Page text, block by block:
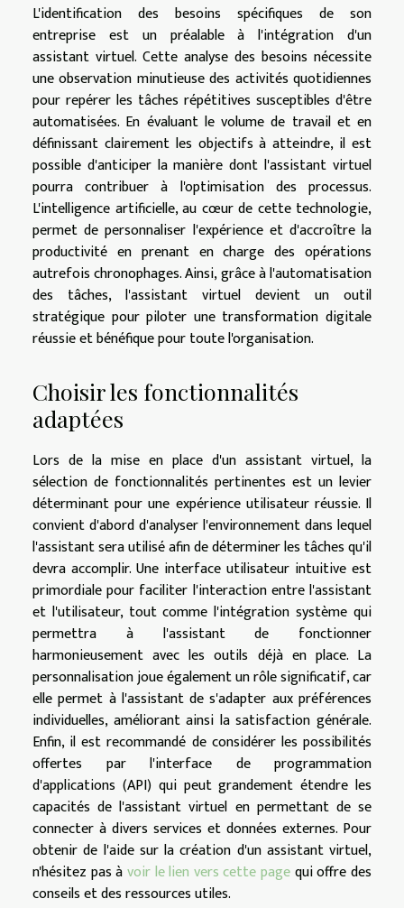
L'identification des besoins spécifiques de son
entreprise est un préalable à l'intégration d'un
assistant virtuel. Cette analyse des besoins nécessite
une observation minutieuse des activités quotidiennes
pour repérer les tâches répétitives susceptibles d'être
automatisées. En évaluant le volume de travail et en
définissant clairement les objectifs à atteindre, il est
possible d'anticiper la manière dont l'assistant virtuel
pourra contribuer à l'optimisation des processus.
L'intelligence artificielle, au cœur de cette technologie,
permet de personnaliser l'expérience et d'accroître la
productivité en prenant en charge des opérations
autrefois chronophages. Ainsi, grâce à l'automatisation
des tâches, l'assistant virtuel devient un outil
stratégique pour piloter une transformation digitale
réussie et bénéfique pour toute l'organisation.
Choisir les fonctionnalités
adaptées
Lors de la mise en place d'un assistant virtuel, la
sélection de fonctionnalités pertinentes est un levier
déterminant pour une expérience utilisateur réussie. Il
convient d'abord d'analyser l'environnement dans lequel
l'assistant sera utilisé afin de déterminer les tâches qu'il
devra accomplir. Une interface utilisateur intuitive est
primordiale pour faciliter l'interaction entre l'assistant
et l'utilisateur, tout comme l'intégration système qui
permettra à l'assistant de fonctionner
harmonieusement avec les outils déjà en place. La
personnalisation joue également un rôle significatif, car
elle permet à l'assistant de s'adapter aux préférences
individuelles, améliorant ainsi la satisfaction générale.
Enfin, il est recommandé de considérer les possibilités
offertes par l'interface de programmation
d'applications (API) qui peut grandement étendre les
capacités de l'assistant virtuel en permettant de se
connecter à divers services et données externes. Pour
obtenir de l'aide sur la création d'un assistant virtuel,
n'hésitez pas àvoir le lien vers cette pagequi offre des
conseils et des ressources utiles.